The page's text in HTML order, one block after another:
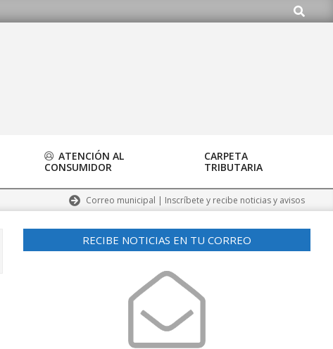
Buscar
ATENCIÓN AL
CONSUMIDOR
CARPETA
TRIBUTARIA
Correo municipal | Inscríbete y recibe noticias y avisos
RECIBE NOTICIAS EN TU CORREO